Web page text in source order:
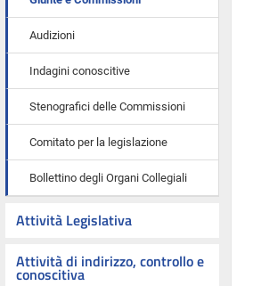
Audizioni
Indagini conoscitive
Stenografici delle Commissioni
Comitato per la legislazione
Bollettino degli Organi Collegiali
Attività Legislativa
Attività di indirizzo, controllo e
conoscitiva